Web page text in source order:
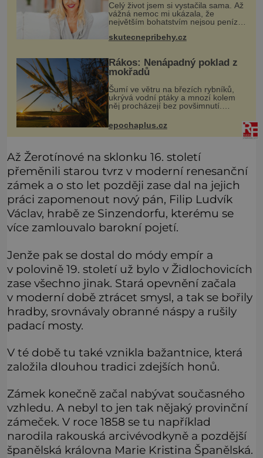
Celý život jsem si vystačila sama. Až
vážná nemoc mi ukázala, že
největším bohatstvím nejsou peníze
ochotný podat pomocnou ruku.
skutecnepribehy.cz
Rákos: Nenápadný poklad z
mokřadů
Šumí ve větru na březích rybníků,
ukrývá vodní ptáky a mnozí kolem
něj procházejí bez povšimnutí.
Přesto právě rákos pomáhal stavět
domy, vyrábět lodě, zapisovat první
texty a inspiroval řadu pověstí.
epochaplus.cz
Až Žerotínové na sklonku 16. století
přeměnili starou tvrz v moderní renesanční
zámek a o sto let později zase dal na jejich
práci zapomenout nový pán, Filip Ludvík
Václav, hrabě ze Sinzendorfu, kterému se
více zamlouvalo barokní pojetí.
Jenže pak se dostal do módy empír a
v polovině 19. století už bylo v Židlochovicích
zase všechno jinak. Stará opevnění začala
v moderní době ztrácet smysl, a tak se bořily
hradby, srovnávaly obranné náspy a rušily
padací mosty.
V té době tu také vznikla bažantnice, která
založila dlouhou tradici zdejších honů.
Zámek konečně začal nabývat současného
vzhledu. A nebyl to jen tak nějaký provinční
zámeček. V roce 1858 se tu například
narodila rakouská arcivévodkyně a pozdější
španělská královna Marie Kristina Španělská.